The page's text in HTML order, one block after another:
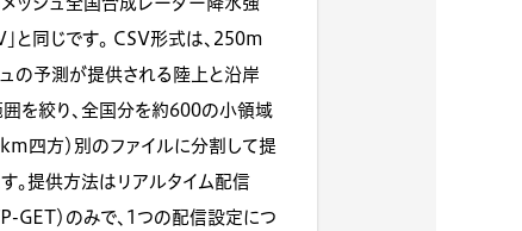
と同じです。 CSV形式は、250m
の予測が提供される陸上と沿岸
を絞り、全国分を約600の小領域
四方）別のファイルに分割して提
。提供方法はリアルタイム配信
GET）のみで、1つの配信設定につ